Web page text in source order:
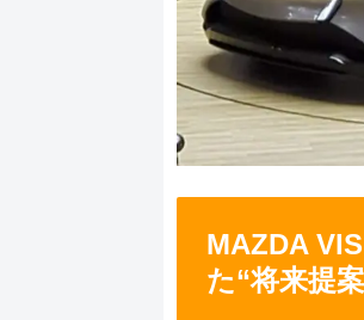
MAZDA
た“将来提